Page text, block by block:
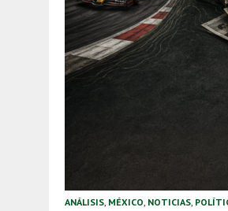
ANÁLISIS, MÉXICO, NOTICIAS,